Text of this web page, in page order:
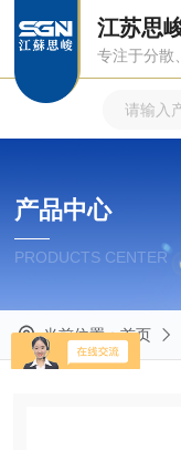
江苏思
专注于分散
产品中心
PRODUCTS CENTER
当前位置：首页